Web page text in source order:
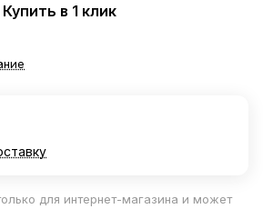
Купить в 1 клик
для интернет-магазина и может